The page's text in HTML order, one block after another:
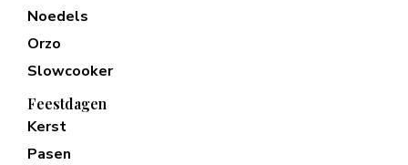
Noedels
Orzo
Slowcooker
Feestdagen
Kerst
Pasen